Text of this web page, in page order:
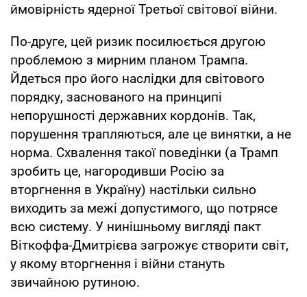
ймовірність ядерної Третьої світової війни.
По-друге, цей ризик посилюється другою
проблемою з мирним планом Трампа.
Йдеться про його наслідки для світового
порядку, заснованого на принципі
непорушності державних кордонів. Так,
порушення трапляються, але це винятки, а не
норма. Схвалення такої поведінки (а Трамп
зробить це, нагородивши Росію за
вторгнення в Україну) настільки сильно
виходить за межі допустимого, що потрясе
всю систему. У нинішньому вигляді пакт
Віткоффа-Дмитрієва загрожує створити світ,
у якому вторгнення і війни стануть
звичайною рутиною.